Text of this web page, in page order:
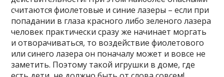
считаются фиолетовые и синие лазеры – если при
попадании в глаза красного либо зеленого лазера
человек практически сразу же начинает моргать
и отворачиваться, то воздействие фиолетового
или синего лазера он поначалу может и вовсе не
заметить. Поэтому такой игрушки в доме, где